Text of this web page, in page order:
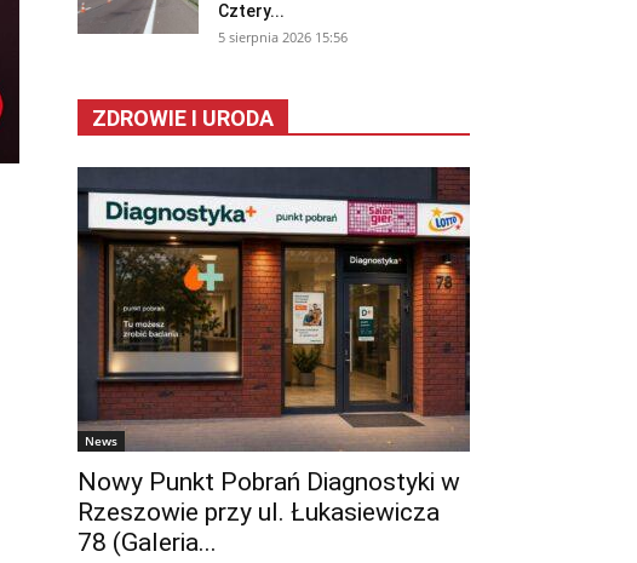
Cztery...
5 sierpnia 2026 15:56
ZDROWIE I URODA
News
Nowy Punkt Pobrań Diagnostyki w
Rzeszowie przy ul. Łukasiewicza
78 (Galeria...